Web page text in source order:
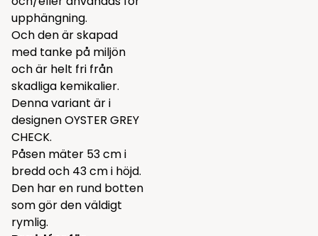
upphängning.
Och den är skapad
med tanke på miljön
och är helt fri från
skadliga kemikalier.
Denna variant är i
designen OYSTER GREY
CHECK.
Påsen mäter 53 cm i
bredd och 43 cm i höjd.
Den har en rund botten
som gör den väldigt
rymlig.